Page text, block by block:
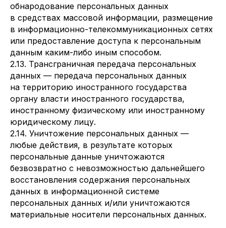
обнародование персональных данных
в средствах массовой информации, размещение
в информационно-телекоммуникационных сетях
или предоставление доступа к персональным
данным каким-либо иным способом.
2.13. Трансграничная передача персональных
данных — передача персональных данных
на территорию иностранного государства
органу власти иностранного государства,
иностранному физическому или иностранному
юридическому лицу.
2.14. Уничтожение персональных данных —
любые действия, в результате которых
персональные данные уничтожаются
безвозвратно с невозможностью дальнейшего
восстановления содержания персональных
данных в информационной системе
персональных данных и/или уничтожаются
материальные носители персональных данных.